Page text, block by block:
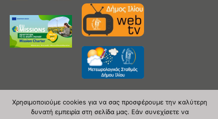
Χρησιμοποιούμε cookies για να σας προσφέρουμε την καλύτερη
δυνατή εμπειρία στη σελίδα μας. Εάν συνεχίσετε να